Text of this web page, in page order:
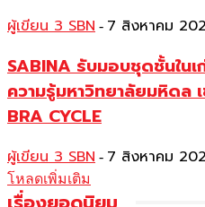
ผู้เขียน 3 SBN - 7 สิงหาคม
SABINA รับมอบชุดชั้นใน
ความรู้มหาวิทยาลัยมหิดล
BRA CYCLE
ผู้เขียน 3 SBN - 7 สิงหาคม
โหลดเพิ่มเติม